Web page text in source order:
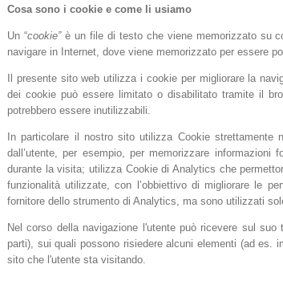
Cosa sono i cookie e come li usiamo
Un “cookie” è un file di testo che viene memorizzato su
navigare in Internet, dove viene memorizzato per essere
Il presente sito web utilizza i cookie per migliorare la
dei cookie può essere limitato o disabilitato tramite il
potrebbero essere inutilizzabili.
In particolare il nostro sito utilizza Cookie
dall’utente, per esempio, per memorizzare
durante la visita; utilizza Cookie di Analytics che
funzionalità utilizzate, con l’obbiettivo di migliorare le
fornitore dello strumento di Analytics, ma sono utilizzati
Nel corso della navigazione l'utente può ricevere sul
parti), sui quali possono risiedere alcuni elementi (ad es.
sito che l'utente sta visitando.